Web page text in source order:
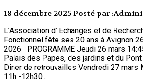
18 décembre 2025 Posté par
L’Association d’ Echanges et de
Fonctionnel fête ses 20 ans à Avignon
2026 PROGRAMME Jeudi 26 mars
Palais des Papes, des jardins et du Pont
Dîner de retrouvailles Vendredi 27 mars
11h -12h30...